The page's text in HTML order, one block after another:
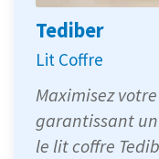
Tediber
Lit Coffre
Maximisez
garantissant
le lit coffre